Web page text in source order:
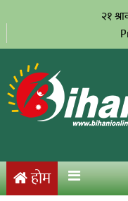
२१
होम